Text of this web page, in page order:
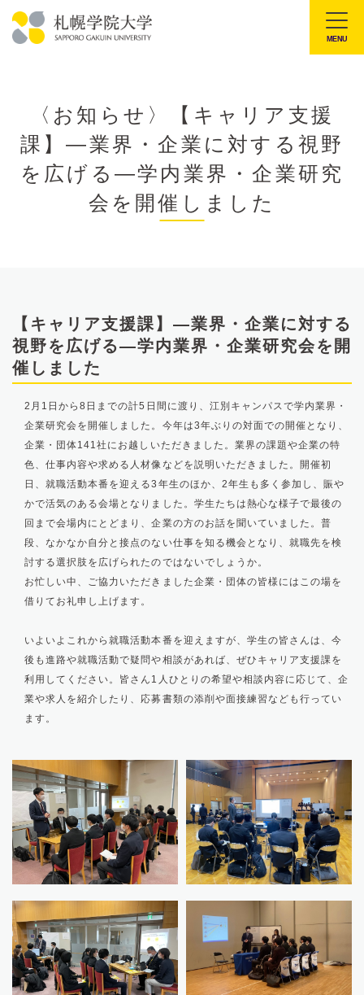
文
大
学
MENU
〈お知らせ〉【キャリア支援
課】—業界・企業に対する視野
を広げる—学内業界・企業研究
会を開催しました
【キャリア支援課】—業界・企業に対する
視野を広げる—学内業界・企業研究会を開
催しました
2月1日から8日までの計5日間に渡り、江別キャンパスで学内業界・
企業研究会を開催しました。今年は3年ぶりの対面での開催となり、
企業・団体141社にお越しいただきました。業界の課題や企業の特
色、仕事内容や求める人材像などを説明いただきました。開催初
日、就職活動本番を迎える3年生のほか、2年生も多く参加し、賑や
かで活気のある会場となりました。学生たちは熱心な様子で最後の
回まで会場内にとどまり、企業の方のお話を聞いていました。普
段、なかなか自分と接点のない仕事を知る機会となり、就職先を検
討する選択肢を広げられたのではないでしょうか。
お忙しい中、ご協力いただきました企業・団体の皆様にはこの場を
借りてお礼申し上げます。
いよいよこれから就職活動本番を迎えますが、学生の皆さんは、今
後も進路や就職活動で疑問や相談があれば、ぜひキャリア支援課を
利用してください。皆さん1人ひとりの希望や相談内容に応じて、企
業や求人を紹介したり、応募書類の添削や面接練習なども行ってい
ます。